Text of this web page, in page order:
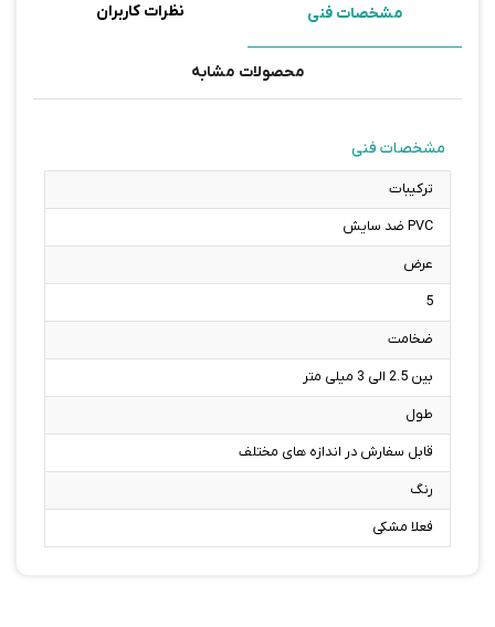
مشخصات فنی نظرات کاربران
محصولات مشابه
مشخصات فنی
ترکیبات
PVC ضد سایش
عرض
5
ضخامت
بین 2.5 الی 3 میلی متر
طول
قابل سفارش در اندازه های مختلف
رنگ
فعلا مشکی